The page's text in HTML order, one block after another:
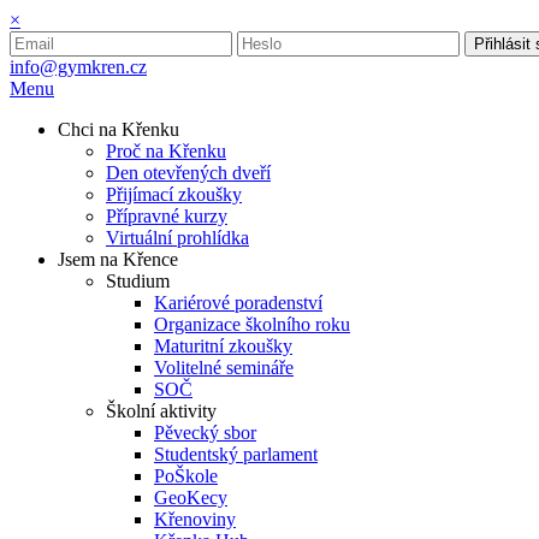
×
Přihlásit
info@gymkren.cz
Menu
Chci na Křenku
Proč na Křenku
Den otevřených dveří
Přijímací zkoušky
Přípravné kurzy
Virtuální prohlídka
Jsem na Křence
Studium
Kariérové poradenství
Organizace školního roku
Maturitní zkoušky
Volitelné semináře
SOČ
Školní aktivity
Pěvecký sbor
Studentský parlament
PoŠkole
GeoKecy
Křenoviny